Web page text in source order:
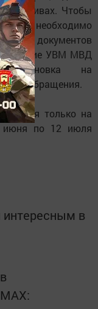
Чтобы
необходимо
документов
УВМ МВД
на
день обращения.
только на
июня по 12 июля
в